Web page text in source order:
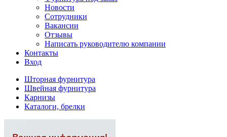
Новости
Сотрудники
Вакансии
Отзывы
Написать руководителю компании
Контакты
Вход
Шторная фурнитура
Швейная фурнитура
Карнизы
Каталоги, брелки